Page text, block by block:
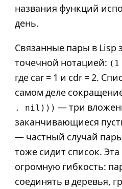
названия функций
день.
Связанные пары в Lisp
точечной нотацией:
где car = 1 и cdr = 2.
самом деле
. nil))) — три
заканчивающиеся
— частный случай
тоже сидит список.
огромную гибкость:
соединять в деревья,